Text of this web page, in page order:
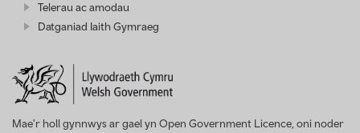
Telerau ac amodau
Datganiad Iaith Gymraeg
Mae'r holl gynnwys ar gael yn Open Government Licence, oni noder